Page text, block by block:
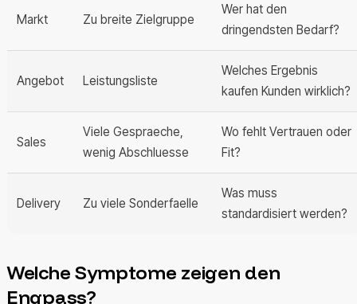
Markt Zu breite Zielgruppe
Wer hat den
dringendsten Bedarf?
Angebot Leistungsliste
Welches Ergebnis
kaufen Kunden wirklich?
Sales
Viele Gespraeche,
wenig Abschluesse
Wo fehlt Vertrauen oder
Fit?
Delivery Zu viele Sonderfaelle
Was muss
standardisiert werden?
Welche Symptome zeigen den
Engpass?